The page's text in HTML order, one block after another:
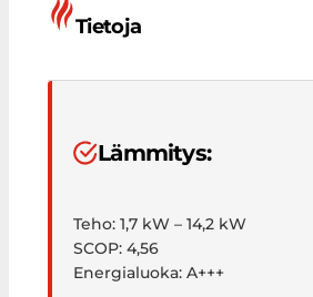
Tietoja
Lämmitys:
Teho: 1,7 kW – 14,2 kW
SCOP: 4,56
Energialuoka: A+++